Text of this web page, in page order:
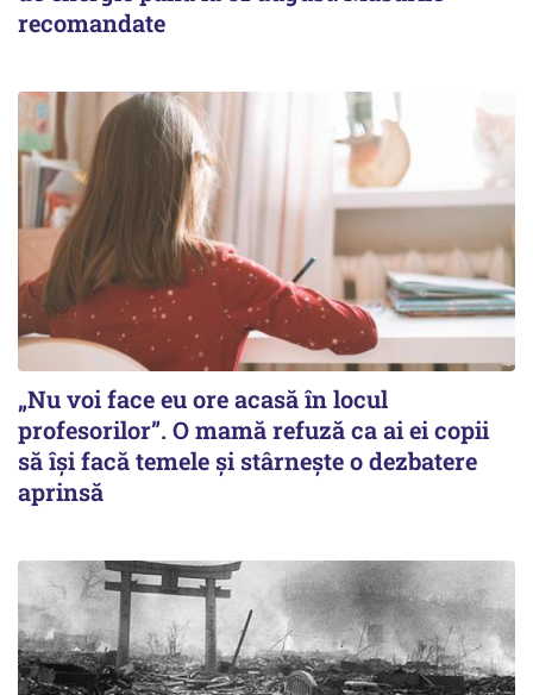
recomandate
„Nu voi face eu ore acasă în locul
profesorilor”. O mamă refuză ca ai ei copii
să își facă temele și stârnește o dezbatere
aprinsă